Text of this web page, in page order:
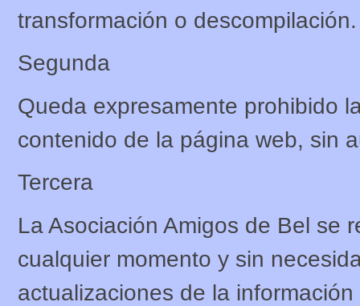
transformación o descompilación.
Segunda
Queda expresamente prohibido
contenido de la página web, sin
Tercera
La Asociación Amigos de Bel se
cualquier momento y sin
actualizaciones de la